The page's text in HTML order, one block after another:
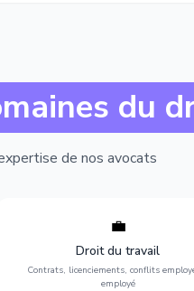
du
de nos avocats
💼
Droit du travail
Contrats, licenciements, conflits
employé
Protection de vos droits au
contrats, licenciements,
discrimination et conflits avec
l'employeur.